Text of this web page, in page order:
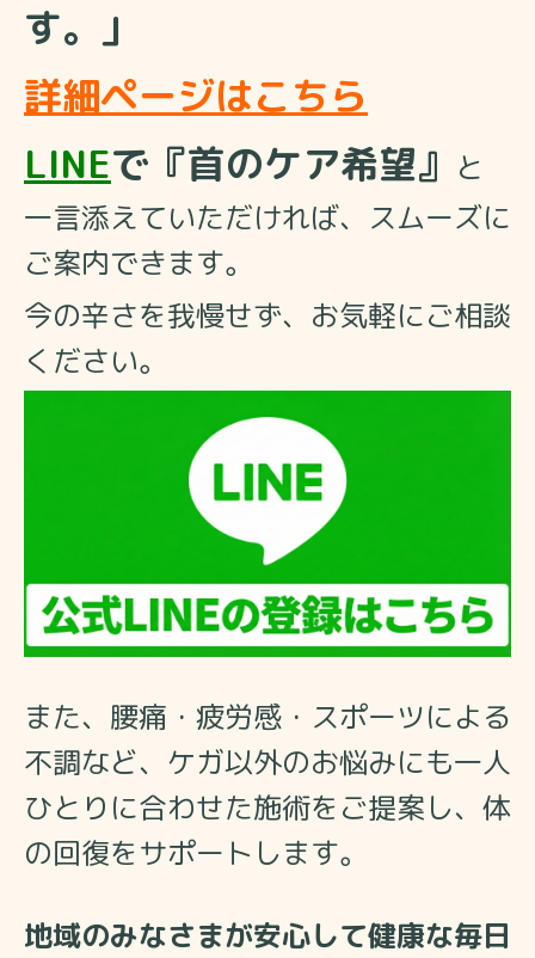
す。」
詳細ページはこちら
LINEで『首のケア希望』 と
一言添えていただければ、スムーズに
ご案内できます。
今の辛さを我慢せず、お気軽にご相談
ください。
また、腰痛・疲労感・スポーツによる
不調など、ケガ以外のお悩みにも一人
ひとりに合わせた施術をご提案し、体
の回復をサポートします。
地域のみなさまが安心して健康な毎日